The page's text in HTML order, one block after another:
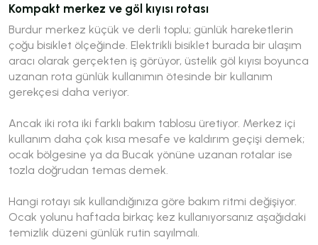
Kompakt merkez ve göl kıyısı rotası
Burdur merkez küçük ve derli toplu; günlük hareketlerin
çoğu bisiklet ölçeğinde. Elektrikli bisiklet burada bir ulaşım
aracı olarak gerçekten iş görüyor, üstelik göl kıyısı boyunca
uzanan rota günlük kullanımın ötesinde bir kullanım
gerekçesi daha veriyor.
Ancak iki rota iki farklı bakım tablosu üretiyor. Merkez içi
kullanım daha çok kısa mesafe ve kaldırım geçişi demek;
ocak bölgesine ya da Bucak yönüne uzanan rotalar ise
tozla doğrudan temas demek.
Hangi rotayı sık kullandığınıza göre bakım ritmi değişiyor.
Ocak yolunu haftada birkaç kez kullanıyorsanız aşağıdaki
temizlik düzeni günlük rutin sayılmalı.